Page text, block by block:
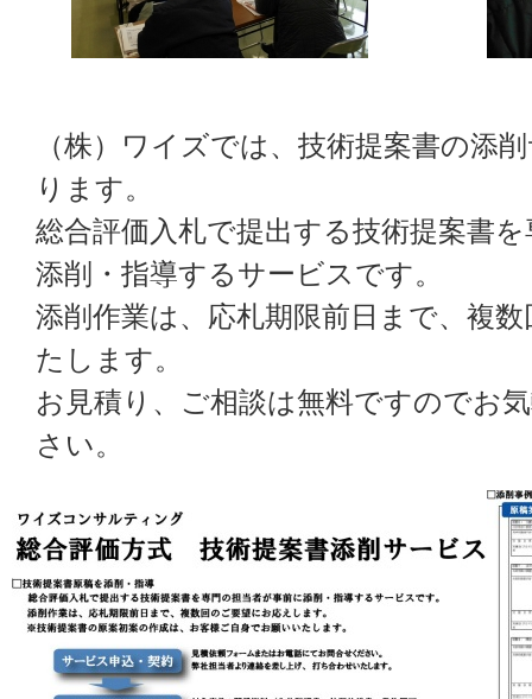
（株）ワイズでは、技術提案書の添
ります。
総合評価入札で提出する技術提案書
添削・指導するサービスです。
添削作業は、応札期限前日まで、複
たします。
お見積り、ご相談は無料ですのでお
さい。